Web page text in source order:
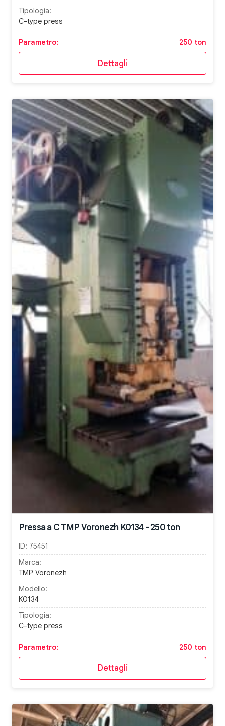
Tipologia:
C-type press
Parametro: 250 ton
Dettagli
Pressa a C TMP Voronezh K0134 - 250 ton
ID: 75451
Marca:
TMP Voronezh
Modello:
K0134
Tipologia:
C-type press
Parametro: 250 ton
Dettagli